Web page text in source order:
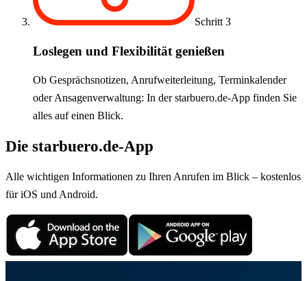
Schritt 3
Loslegen und Flexibilität genießen
Ob Gesprächsnotizen, Anrufweiterleitung, Terminkalender
oder Ansagenverwaltung: In der starbuero.de-App finden Sie
alles auf einen Blick.
Die starbuero.de-App
Alle wichtigen Informationen zu Ihren Anrufen im Blick – kostenlos
für iOS und Android.